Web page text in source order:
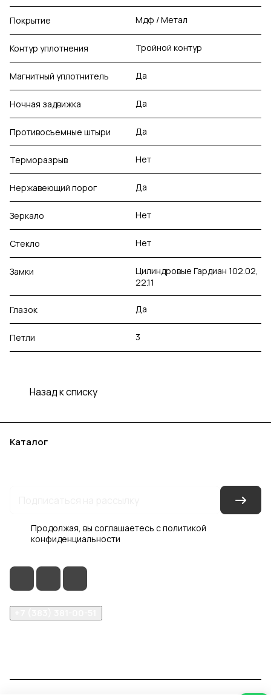
Покрытие Мдф / Метал
Контур уплотнения Тройной контур
Магнитный уплотнитель Да
Ночная задвижка Да
Противосъемные штыри Да
Терморазрыв Нет
Нержавеющий порог Да
Зеркало Нет
Стекло Нет
Замки
Цилиндровые Гардиан 102.02,
22.11
Глазок Да
Петли 3
Назад к списку
Каталог
Продолжая, вы соглашаетесь сполитикой
конфиденциальности